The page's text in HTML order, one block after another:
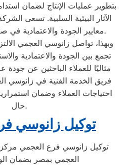
بتطوير عمليات الإنتاج لضمان
الآثار البيئية السلبية. تسعى
معايير الجودة والاعتمادية في صناعة الأجهزة المنزلية.
وبهذا، تواصل زانوسي العجمي
تجمع بين الجودة والاعتمادية
مثاليًا للعملاء الباحثين عن جودة
فريق الخدمة الفنية في زانوسي
احتياجات العملاء وضمان
حال.
توكيل زانوسي
توكيل زانوسي فرع العجمي
العجمي بمصر بضمان